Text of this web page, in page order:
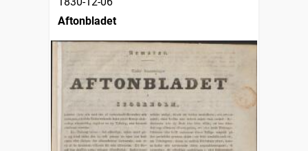
Aftonbladet